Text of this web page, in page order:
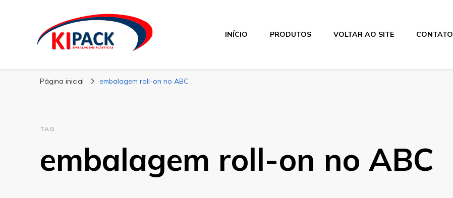
Kipack
INÍCIO PRODUTOS VOLTAR AO SITE CONTATO
Página inicial embalagem roll-on no ABC
TAG
embalagem roll-on no ABC